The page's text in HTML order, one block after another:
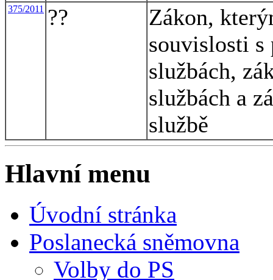
375/2011 ??
Zákon,
souvislosti
službách,
službách a
službě
Hlavní menu
Úvodní stránka
Poslanecká sněmovna
Volby do PS